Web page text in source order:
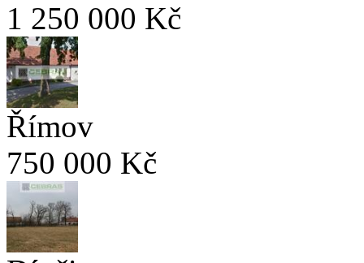
1 250 000 Kč
Římov
750 000 Kč